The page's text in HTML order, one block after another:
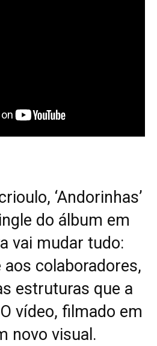
‘Andorinhas’
do álbum em
vai mudar tudo:
colaboradores,
estruturas que a
vídeo, filmado em
novo visual.